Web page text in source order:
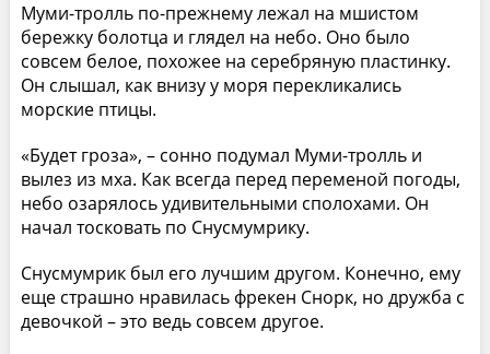
Муми-тролль по-прежнему лежал на мшистом
бережку болотца и глядел на небо. Оно было
совсем белое, похожее на серебряную пластинку.
Он слышал, как внизу у моря перекликались
морские птицы.
«Будет гроза», – сонно подумал Муми-тролль и
вылез из мха. Как всегда перед переменой погоды,
небо озарялось удивительными сполохами. Он
начал тосковать по Снусмумрику.
Снусмумрик был его лучшим другом. Конечно, ему
еще страшно нравилась фрекен Снорк, но дружба с
девочкой – это ведь совсем другое.